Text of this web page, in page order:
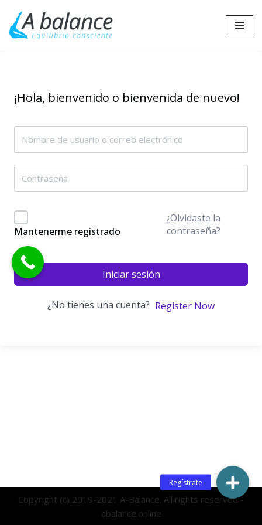
Saltar
¡Hola, bienvenido o bienvenida de nuevo!
Mantenerme registrado
¿Olvidaste la
contraseña?
Iniciar sesión
¿No tienes una cuenta? Register Now
Copyright (c) 2019-2021 A-Balance. All rights reserved -
abalance.online